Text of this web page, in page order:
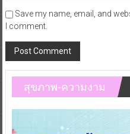
Save my name, email, and
I comment.
สุขภาพ-ความงาม